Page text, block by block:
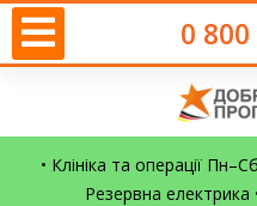
0
• Клініка та операції
Резервна